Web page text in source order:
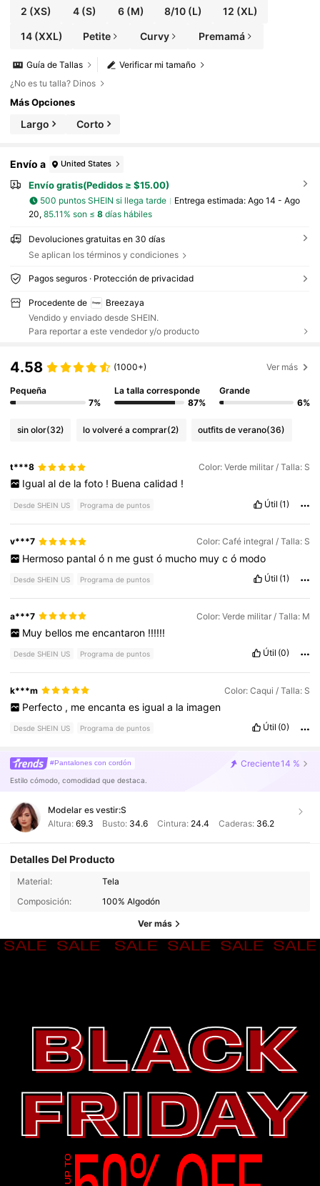
2 (XS) 4(S) 6(M) 8/10 (L) 12 (XL)
14(XXL) Petite Curvy Premamá
Verificar mi tamaño
Guía de Tallas
¿No es tu talla? Dinos
Más Opciones
Largo Corto
Envío a United States
Envío gratis(Pedidos ≥ $15.00)
500 puntos SHEIN si llega tarde Entrega estimada: Ago 14 - Ago
20, 85.11% son ≤ 8días hábiles
Devoluciones gratuitas en 30 días
Se aplican los términos y condiciones
Pagos seguros · Protección de privacidad
Procedente de
Breezaya
Vendido y enviado desde SHEIN.
Para reportar a este vendedor y/o producto
4.58 (1000+) Ver más
Pequeña
7%
La talla corresponde
87%
Grande
6%
sin olor(32) lo volveré a comprar(2) outfits de verano(36)
t***8 Color: Verde militar / Talla: S
Igual al de la foto ! Buena calidad !
Desde SHEIN US Programa de puntos Útil (1)
v***7 Color: Café integral / Talla: S
Hermoso pantal ó n me gust ó mucho muy c ó modo
Desde SHEIN US Programa de puntos Útil (1)
a***7 Color: Verde militar / Talla: M
Muy bellos me encantaron !!!!!!
Desde SHEIN US Programa de puntos Útil (0)
k***m Color: Caqui / Talla: S
Perfecto , me encanta es igual a la imagen
Desde SHEIN US Programa de puntos Útil (0)
#Pantalones con cordón Creciente14 %
Estilo cómodo, comodidad que destaca.
Modelar es vestir:S
Altura: 69.3 Busto: 34.6 Cintura: 24.4 Caderas: 36.2
Detalles Del Producto
Material:
Tela
Composición:
100% Algodón
Ver más